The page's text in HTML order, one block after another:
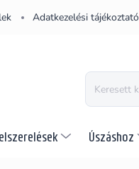
Adatkezelési tájékoztató
Úszáshoz